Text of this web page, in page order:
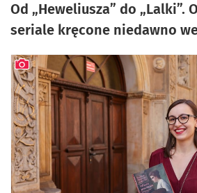
Od „Heweliusza” do „Lalki”.
seriale kręcone niedawno